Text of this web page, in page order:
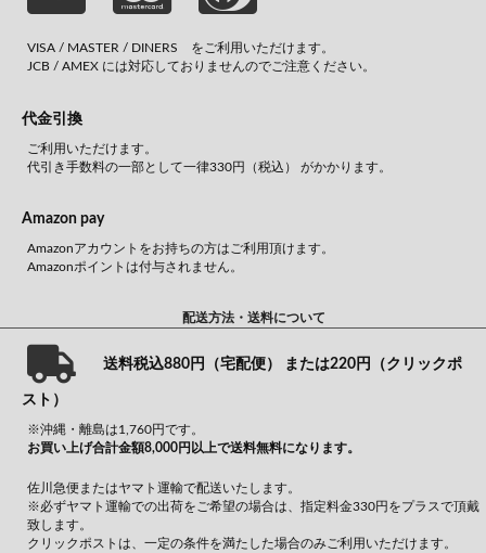
VISA / MASTER / DINERS をご利用いただけます。
JCB / AMEX には対応しておりませんのでご注意ください。
代金引換
ご利用いただけます。
代引き手数料の一部として一律330円（税込） がかかります。
Amazon pay
Amazonアカウントをお持ちの方はご利用頂けます。
Amazonポイントは付与されません。
配送方法・送料について
送料税込880円（宅配便） または220円（クリックポ
スト）
※沖縄・離島は1,760円です。
お買い上げ合計金額8,000円以上で送料無料になります。
佐川急便またはヤマト運輸で配送いたします。
※必ずヤマト運輸での出荷をご希望の場合は、指定料金330円をプラスで頂戴
致します。
クリックポストは、一定の条件を満たした場合のみご利用いただけます。